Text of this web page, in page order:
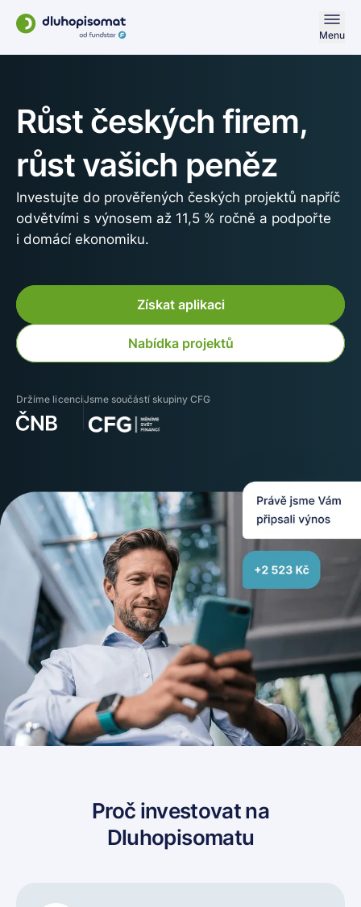
Menu
Růst českých firem,
růst vašich peněz
Investujte do prověřených českých projektů napříč
odvětvími s výnosem až 11,5 % ročně a podpořte
i domácí ekonomiku.
Získat aplikaci
Nabídka projektů
Držíme licenciJsme součástí skupiny CFG
Proč investovat na
Dluhopisomatu